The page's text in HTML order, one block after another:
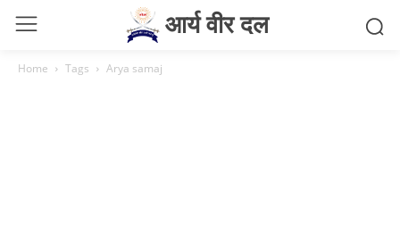
आर्य वीर दल
Home Tags Arya samaj